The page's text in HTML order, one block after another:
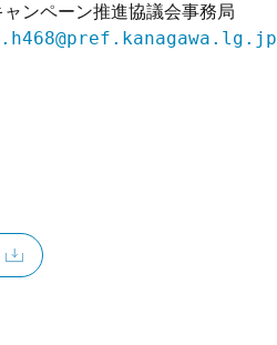
ンペーン推進協議会事務局